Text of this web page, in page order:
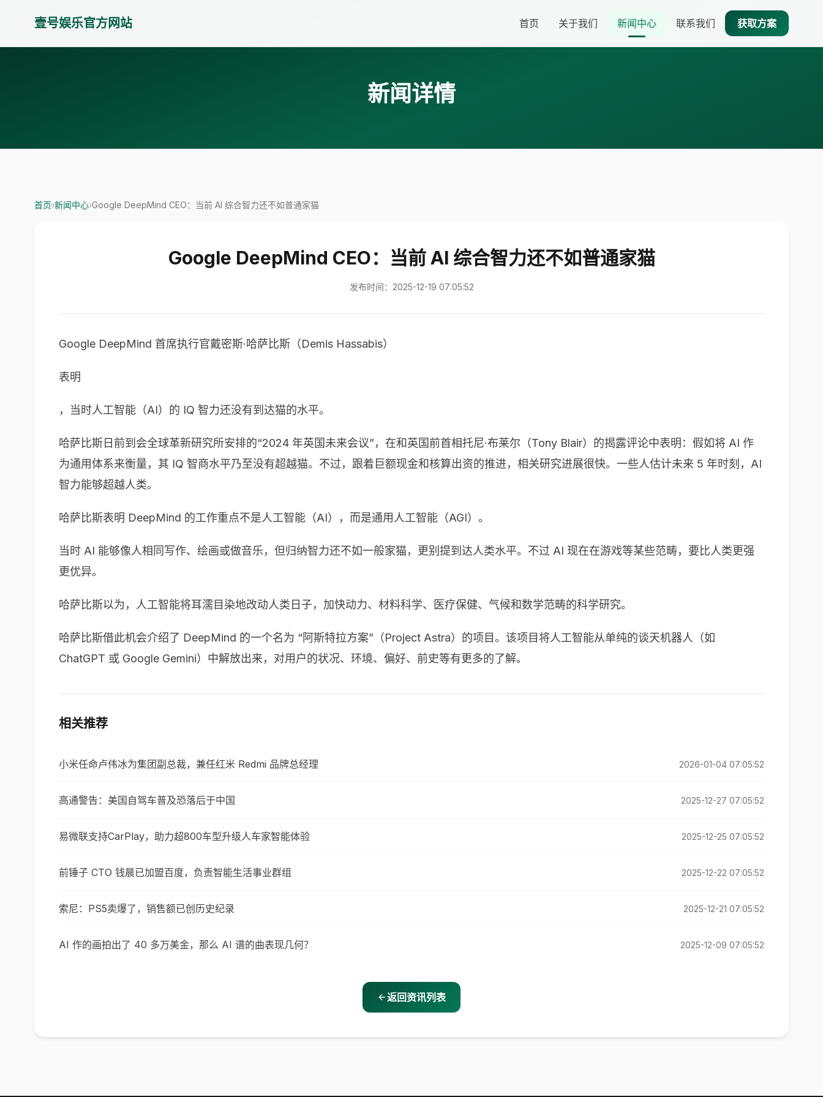
壹号娱乐官方网站 首页 关于我们 新闻中心 联系我们 获取方案
新闻详情
首页›新闻中心›Google DeepMind CEO：当前 AI 综合智力还不如普通家猫
Google DeepMind CEO：当前 AI 综合智力还不如普通家猫
发布时间：2025-12-19 07:05:52
Google DeepMind 首席执行官戴密斯·哈萨比斯（Demis Hassabis）
表明
，当时人工智能（AI）的 IQ 智力还没有到达猫的水平。
哈萨比斯日前到会全球革新研究所安排的“2024 年英国未来会议”，在和英国前首相托尼·布莱尔（Tony Blair）的揭露评论中表明：假如将 AI 作
为通用体系来衡量，其 IQ 智商水平乃至没有超越猫。不过，跟着巨额现金和核算出资的推进，相关研究进展很快。一些人估计未来 5 年时刻，AI
智力能够超越人类。
哈萨比斯表明 DeepMind 的工作重点不是人工智能（AI），而是通用人工智能（AGI）。
当时 AI 能够像人相同写作、绘画或做音乐，但归纳智力还不如一般家猫，更别提到达人类水平。不过 AI 现在在游戏等某些范畴，要比人类更强
更优异。
哈萨比斯以为，人工智能将耳濡目染地改动人类日子，加快动力、材料科学、医疗保健、气候和数学范畴的科学研究。
哈萨比斯借此机会介绍了 DeepMind 的一个名为 “阿斯特拉方案”（Project Astra）的项目。该项目将人工智能从单纯的谈天机器人（如
ChatGPT 或 Google Gemini）中解放出来，对用户的状况、环境、偏好、前史等有更多的了解。
相关推荐
小米任命卢伟冰为集团副总裁，兼任红米 Redmi 品牌总经理 2026-01-04 07:05:52
高通警告：美国自驾车普及恐落后于中国 2025-12-27 07:05:52
易微联支持CarPlay，助力超800车型升级人车家智能体验 2025-12-25 07:05:52
前锤子 CTO 钱晨已加盟百度，负责智能生活事业群组 2025-12-22 07:05:52
索尼：PS5卖爆了，销售额已创历史纪录 2025-12-21 07:05:52
AI 作的画拍出了 40 多万美金，那么 AI 谱的曲表现几何？ 2025-12-09 07:05:52
返回资讯列表